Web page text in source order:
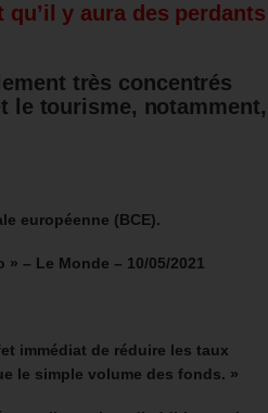
y aura des perdants
très concentrés
le tourisme, notamment,
européenne (BCE).
– Le Monde – 10/05/2021
immédiat de réduire les taux
le simple volume des fonds. »